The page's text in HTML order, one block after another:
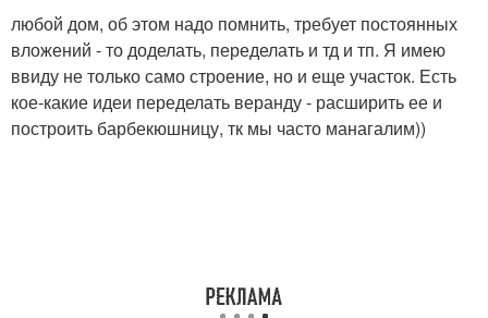
любой дом, об этом надо помнить, требует постоянных
вложений - то доделать, переделать и тд и тп. Я имею
ввиду не только само строение, но и еще участок. Есть
кое-какие идеи переделать веранду - расширить ее и
построить барбекюшницу, тк мы часто манагалим))